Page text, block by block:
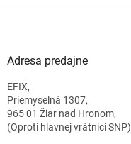
Adresa predajne
EFIX,
Priemyselná 1307,
965 01 Žiar nad Hronom,
(Oproti hlavnej vrátnici SNP)